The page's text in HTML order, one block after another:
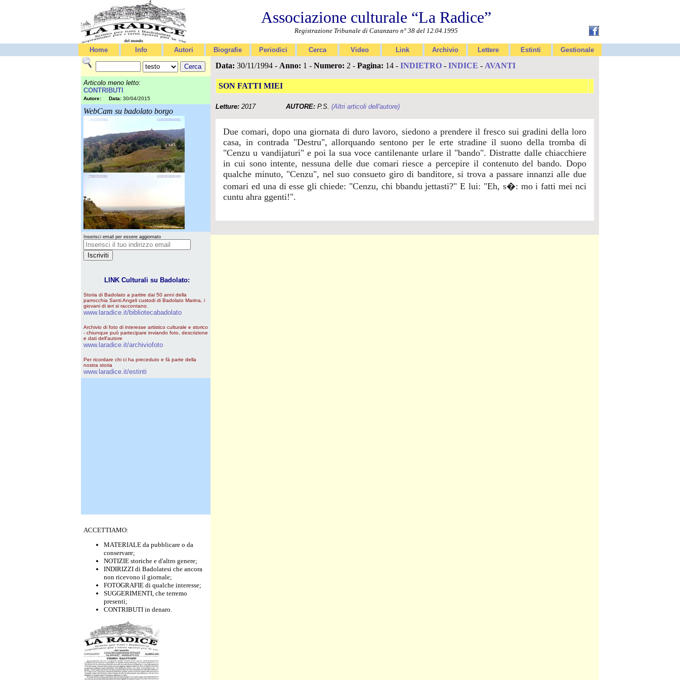
Associazione culturale “La Radice”
Registrazione Tribunale di Catanzaro n° 38 del 12.04.1995
Home Info Autori Biografie Periodici Cerca Video Link Archivio Lettere Estinti Gestionale
Articolo meno letto:
CONTRIBUTI
Autore: Data: 30/04/2015
WebCam su badolato borgo
Inserisci email per essere aggiornato
LINK Culturali su Badolato:
Storia di Badolato a partire dai 50 anni della
parrocchia Santi Angeli custodi di Badolato Marina, i
giovani di ieri si raccontano.
www.laradice.it/bibliotecabadolato
Archivio di foto di interesse artistico culturale e storico
- chiunque può partecipare inviando foto, descrizione
e dati dell'autore
www.laradice.it/archiviofoto
Per ricordare chi ci ha preceduto e fà parte della
nostra storia
www.laradice.it/estinti
ACCETTIAMO:
MATERIALE da pubblicare o da
conservare;
NOTIZIE storiche e d'altro genere;
INDIRIZZI di Badolatesi che ancora
non ricevono il giornale;
FOTOGRAFIE di qualche interesse;
SUGGERIMENTI, che terremo
presenti;
CONTRIBUTI in denaro.
Data: 30/11/1994 - Anno: 1 - Numero: 2 - Pagina: 14 - INDIETRO - INDICE - AVANTI
SON FATTI MIEI
Letture: 2017 AUTORE: P.S. (Altri articoli dell'autore)
Due comari, dopo una giornata di duro lavoro, siedono a prendere il fresco sui gradini della loro
casa, in contrada "Destru", allorquando sentono per le erte stradine il suono della tromba di
"Cenzu u vandijaturi" e poi la sua voce cantilenante urlare il "bando". Distratte dalle chiacchiere
in cui sono intente, nessuna delle due comari riesce a percepire il contenuto del bando. Dopo
qualche minuto, "Cenzu", nel suo consueto giro di banditore, si trova a passare innanzi alle due
comari ed una di esse gli chiede: "Cenzu, chi bbandu jettasti?" E lui: "Eh, s�: mo i fatti mei nci
cuntu ahra ggenti!".